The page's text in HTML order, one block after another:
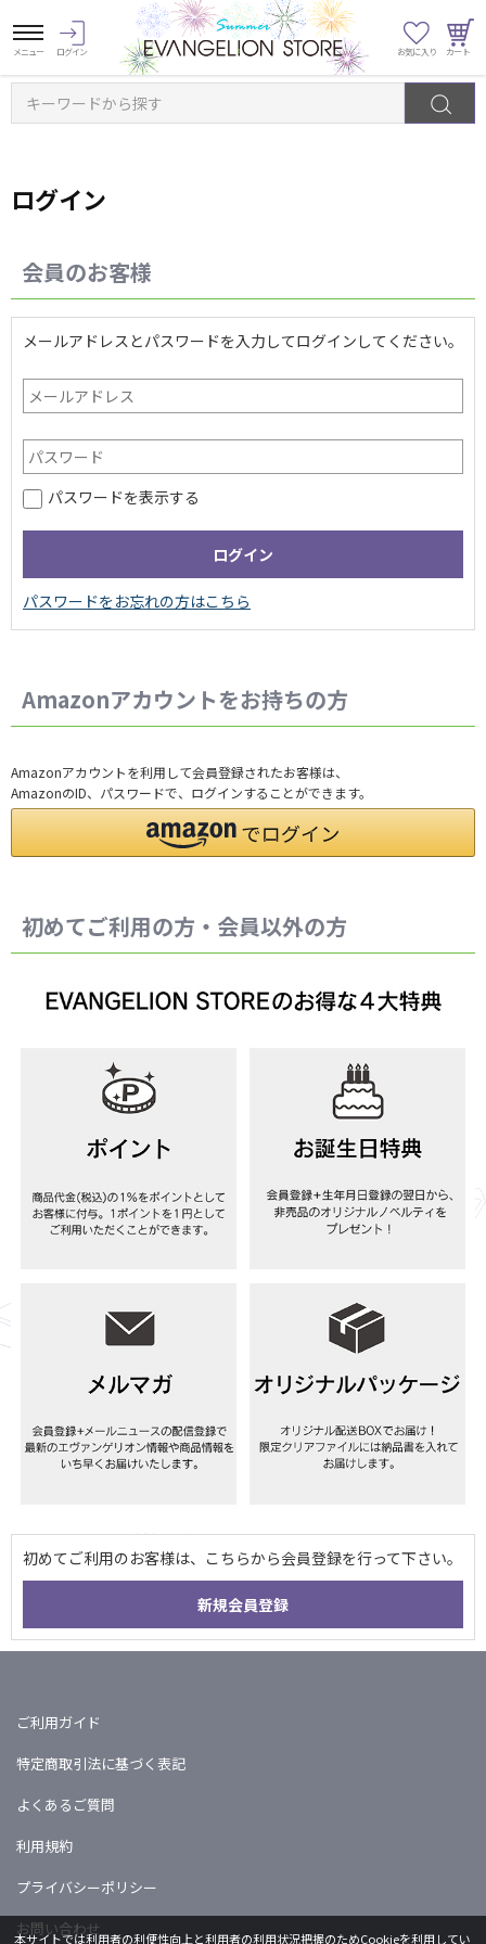
キーワードから探す
ログイン
会員のお客様
メールアドレスとパスワードを入力してログインしてください。
パスワードを表示する
Amazonアカウントをお持ちの方
Amazonアカウントを利用して会員登録されたお客様は、
AmazonのID、パスワードで、ログインすることができます。
初めてご利用の方・会員以外の方
ご利用ガイド
特定商取引法に基づく表記
よくあるご質問
利用規約
プライバシーポリシー
お問い合わせ
本サイトでは利用者の利便性向上と利用者の利用状況把握のためCookieを利用してい